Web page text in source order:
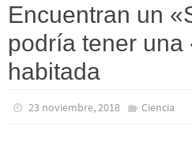
Encuentran un
podría tener una
habitada
23 noviembre, 2018 Ciencia